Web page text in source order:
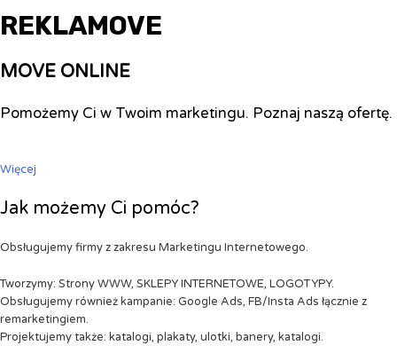
REKLAMOVE
MOVE ONLINE
Pomożemy Ci w Twoim marketingu. Poznaj naszą ofertę.
Więcej
Jak możemy Ci pomóc?
Obsługujemy firmy z zakresu Marketingu Internetowego.
Tworzymy: Strony WWW, SKLEPY INTERNETOWE, LOGOTYPY.
Obsługujemy również kampanie: Google Ads, FB/Insta Ads łącznie z
remarketingiem.
Projektujemy także: katalogi, plakaty, ulotki, banery, katalogi.